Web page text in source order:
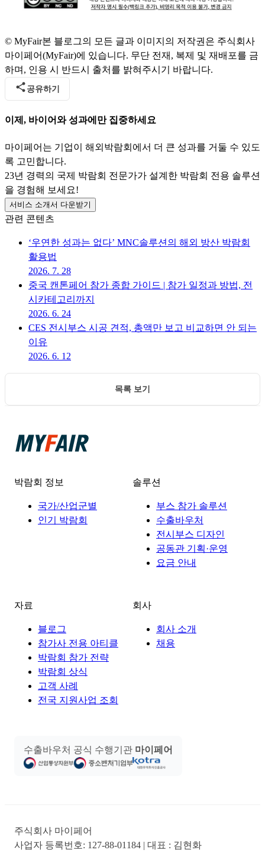
© MyFair본 블로그의 모든 글과 이미지의 저작권은 주식회사
마이페어(MyFair)에 있습니다. 무단 전재, 복제 및 재배포를 금
하며, 인용 시 반드시 출처를 밝혀주시기 바랍니다.
공유하기
이제, 바이어와 성과에만 집중하세요
마이페어는 기업이 해외박람회에서 더 큰 성과를 거둘 수 있도
록 고민합니다.
23년 경력의 국제 박람회 전문가가 설계한 박람회 전용 솔루션
을 경험해 보세요!
서비스 소개서 다운받기
관련 콘텐츠
‘우연한 성과는 없다’ MNC솔루션의 해외 방산 박람회
활용법
2026. 7. 28
중국 캔톤페어 참가 종합 가이드 | 참가 일정과 방법, 전
시카테고리까지
2026. 6. 24
CES 전시부스 시공 견적, 총액만 보고 비교하면 안 되는
이유
2026. 6. 12
목록 보기
박람회 정보
국가/산업군별
인기 박람회
솔루션
부스 참가 솔루션
수출바우처
전시부스 디자인
공동관 기획·운영
요금 안내
자료
블로그
참가사 전용 아티클
박람회 참가 전략
박람회 상식
고객 사례
전국 지원사업 조회
회사
회사 소개
채용
수출바우처 공식 수행기관 마이페어
주식회사 마이페어
사업자 등록번호: 127-88-01184 | 대표 : 김현화